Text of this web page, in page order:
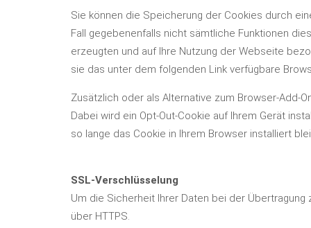
Sie können die Speicherung der Cookies durch
Fall gegebenenfalls nicht sämtliche Funktionen
erzeugten und auf Ihre Nutzung der Webseite
sie das unter dem folgenden Link verfügbare
Zusätzlich oder als Alternative zum Browser-Add-
Dabei wird ein Opt-Out-Cookie auf Ihrem Gerät
so lange das Cookie in Ihrem Browser installiert
SSL-Verschlüsselung
Um die Sicherheit Ihrer Daten bei der
über HTTPS.